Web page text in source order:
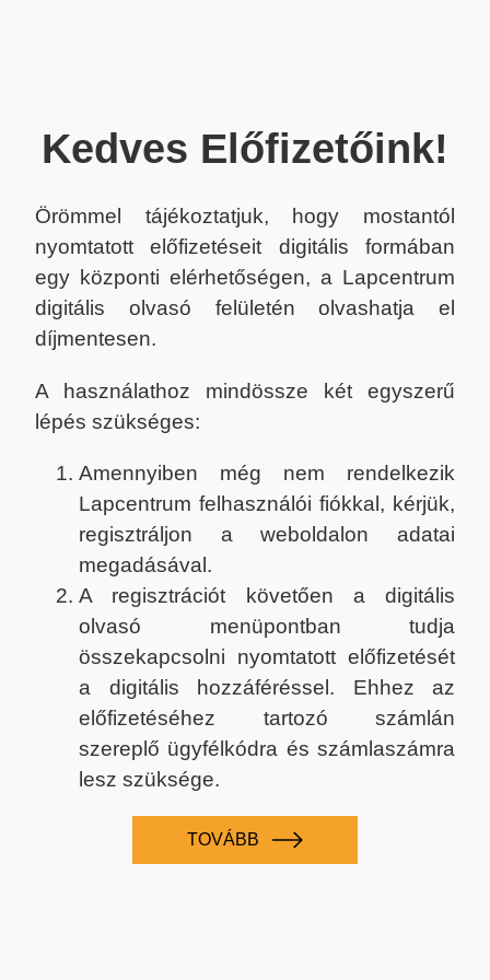
Kedves Előfizetőink!
Örömmel tájékoztatjuk, hogy mostantól
nyomtatott előfizetéseit digitális formában
egy központi elérhetőségen, a Lapcentrum
digitális olvasó felületén olvashatja el
díjmentesen.
A használathoz mindössze két egyszerű
lépés szükséges:
Amennyiben még nem rendelkezik
Lapcentrum felhasználói fiókkal, kérjük,
regisztráljon a weboldalon adatai
megadásával.
A regisztrációt követően a digitális
olvasó menüpontban tudja
összekapcsolni nyomtatott előfizetését
a digitális hozzáféréssel. Ehhez az
előfizetéséhez tartozó számlán
szereplő ügyfélkódra és számlaszámra
lesz szüksége.
TOVÁBB